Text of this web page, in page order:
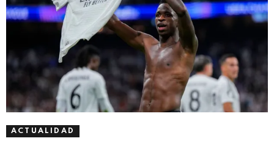
ACTUALIDAD